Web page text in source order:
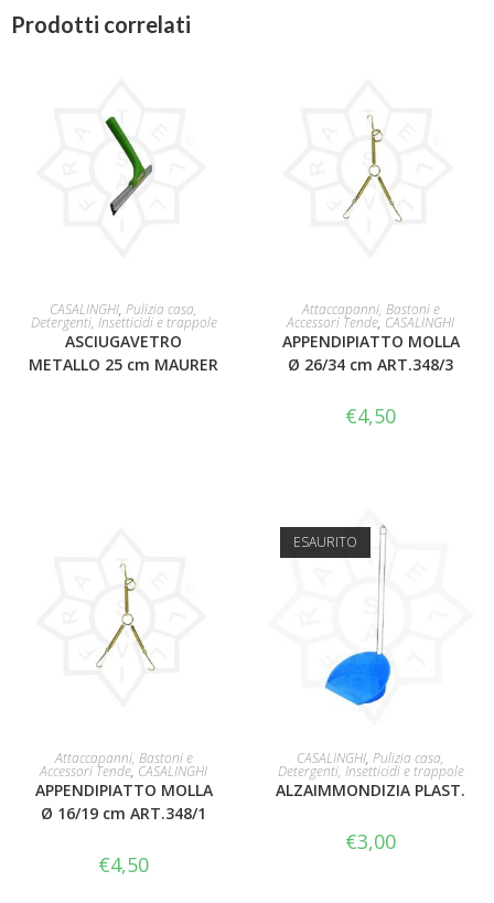
Prodotti correlati
LEGGI TUTTO
CASALINGHI, Pulizia casa,
Detergenti, Insetticidi e trappole
ASCIUGAVETRO
METALLO 25 cm MAURER
AGGIUNGI AL CARRELLO
Attaccapanni, Bastoni e
Accessori Tende, CASALINGHI
APPENDIPIATTO MOLLA
Ø 26/34 cm ART.348/3
€4,50
AGGIUNGI AL CARRELLO
Attaccapanni, Bastoni e
Accessori Tende, CASALINGHI
APPENDIPIATTO MOLLA
Ø 16/19 cm ART.348/1
€4,50
ESAURITO
LEGGI TUTTO
CASALINGHI, Pulizia casa,
Detergenti, Insetticidi e trappole
ALZAIMMONDIZIA PLAST.
€3,00